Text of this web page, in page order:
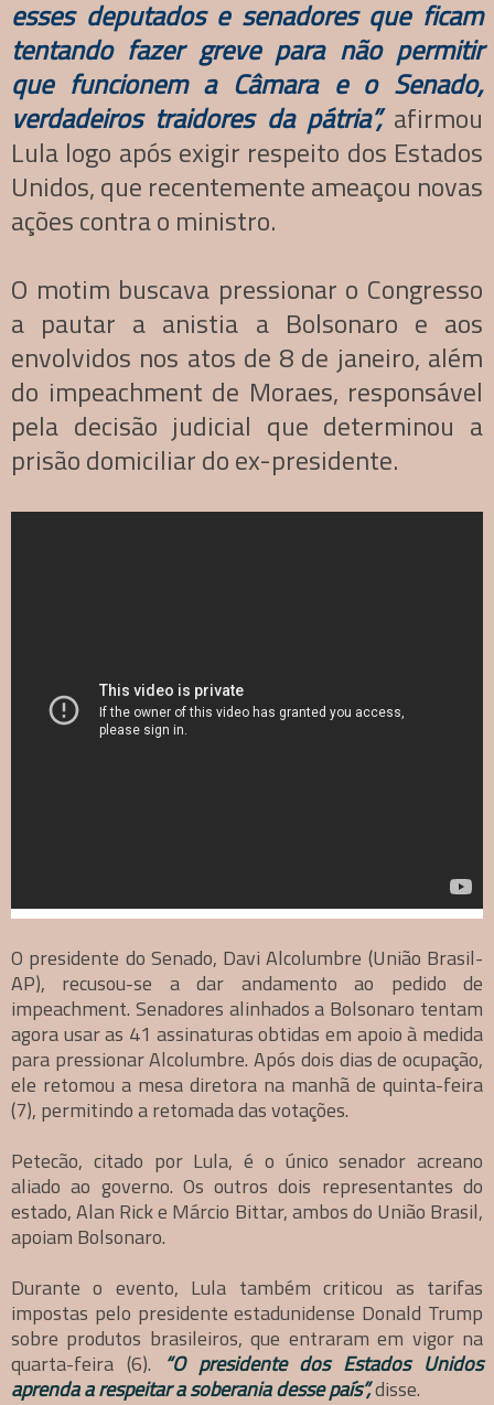
esses deputados e senadores que ficam
tentando fazer greve para não permitir
que funcionem a Câmara e o Senado,
verdadeiros traidores da pátria”,afirmou
Lula logo após exigir respeito dos Estados
Unidos, que recentemente ameaçou novas
ações contra o ministro.
O motim buscava pressionar o Congresso
a pautar a anistia a Bolsonaro e aos
envolvidos nos atos de 8 de janeiro, além
do impeachment de Moraes, responsável
pela decisão judicial que determinou a
prisão domiciliar do ex-presidente.
O presidente do Senado, Davi Alcolumbre (União Brasil-
AP), recusou-se a dar andamento ao pedido de
impeachment. Senadores alinhados a Bolsonaro tentam
agora usar as 41 assinaturas obtidas em apoio à medida
para pressionar Alcolumbre. Após dois dias de ocupação,
ele retomou a mesa diretora na manhã de quinta-feira
(7), permitindo a retomada das votações.
Petecão, citado por Lula, é o único senador acreano
aliado ao governo. Os outros dois representantes do
estado, Alan Rick e Márcio Bittar, ambos do União Brasil,
apoiam Bolsonaro.
Durante o evento, Lula também criticou as tarifas
impostas pelo presidente estadunidense Donald Trump
sobre produtos brasileiros, que entraram em vigor na
quarta-feira (6). “O presidente dos Estados Unidos
aprenda a respeitar a soberania desse país”,disse.